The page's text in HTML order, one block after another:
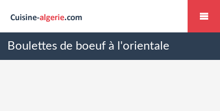
Boulettes de boeuf à l'orientale